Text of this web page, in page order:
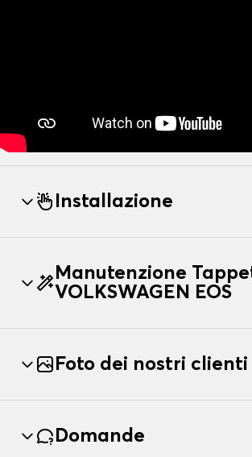
Installazione
Manutenzione
VOLKSWAGEN EOS
Foto dei nostri clienti
Domande